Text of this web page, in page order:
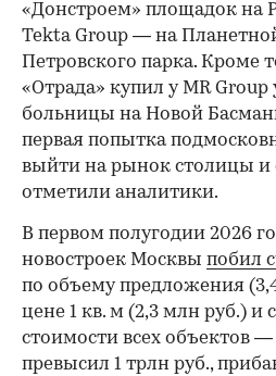
«Донстроем» площадок на
Tekta Group — на
Петровского парка. Кроме
«Отрада» купил у MR
больницы на Новой
первая попытка
выйти на рынок столицы и
отметили аналитики.
В первом полугодии 2026
новостроек Москвы побил
по объему предложения
цене 1 кв. м (2,3 млн руб.) и
стоимости всех объектов —
превысил 1 трлн руб.,